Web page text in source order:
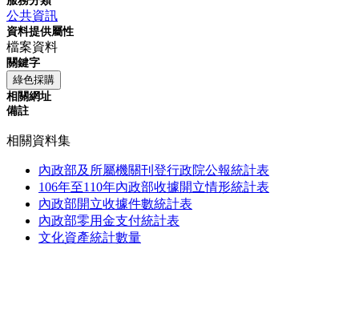
公共資訊
資料提供屬性
檔案資料
關鍵字
綠色採購
相關網址
備註
相關資料集
內政部及所屬機關刊登行政院公報統計表
106年至110年內政部收據開立情形統計表
內政部開立收據件數統計表
內政部零用金支付統計表
文化資產統計數量